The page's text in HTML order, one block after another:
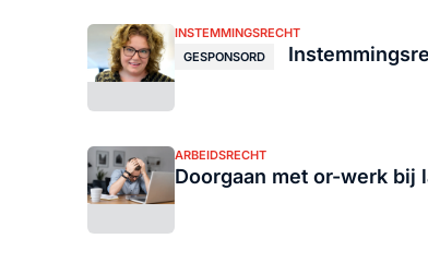
INSTEMMINGSRECHT
GESPONSORD
ARBEIDSRECHT
Doorgaan met or-werk bij